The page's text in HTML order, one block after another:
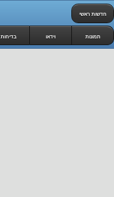
חדשות ראשי
תמונות וידאו בדיחות